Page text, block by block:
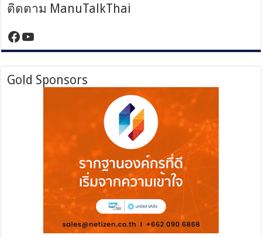
ติดตาม ManuTalkThai
https://www.facebook.com/
YouTube
Gold Sponsors